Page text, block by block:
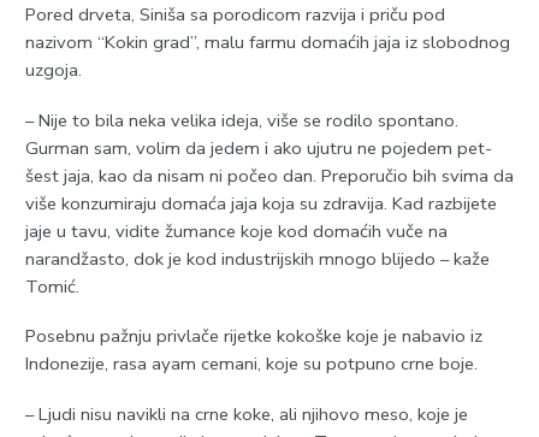
Pored drveta, Siniša sa porodicom razvija i priču pod
nazivom “Kokin grad”, malu farmu domaćih jaja iz slobodnog
uzgoja.
– Nije to bila neka velika ideja, više se rodilo spontano.
Gurman sam, volim da jedem i ako ujutru ne pojedem pet-
šest jaja, kao da nisam ni počeo dan. Preporučio bih svima da
više konzumiraju domaća jaja koja su zdravija. Kad razbijete
jaje u tavu, vidite žumance koje kod domaćih vuče na
narandžasto, dok je kod industrijskih mnogo blijedo – kaže
Tomić.
Posebnu pažnju privlače rijetke kokoške koje je nabavio iz
Indonezije, rasa ayam cemani, koje su potpuno crne boje.
– Ljudi nisu navikli na crne koke, ali njihovo meso, koje je